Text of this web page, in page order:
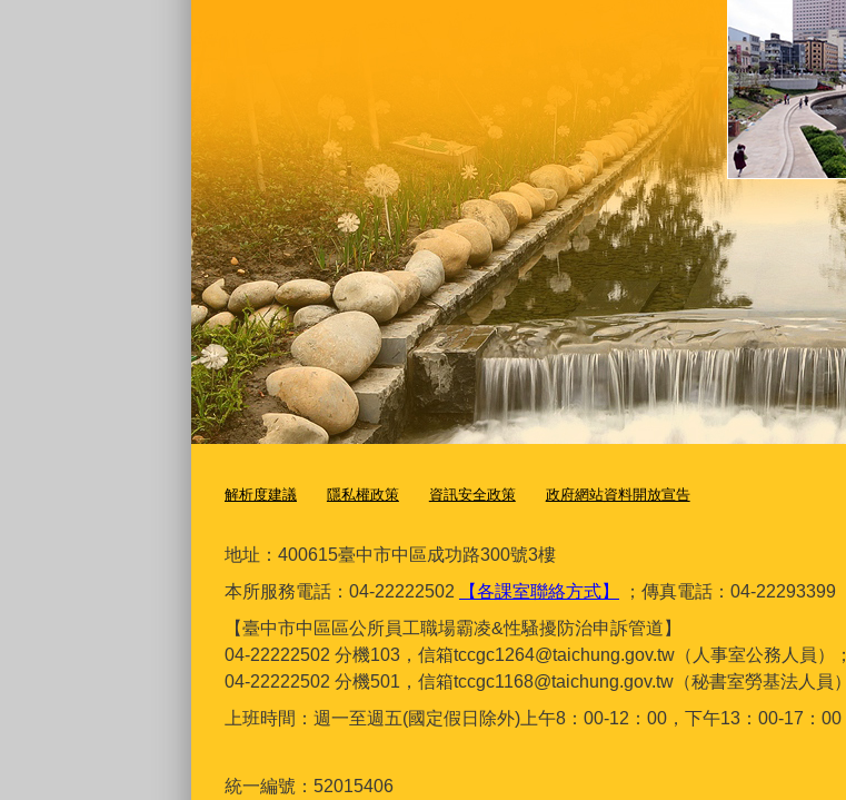
解析度建議 隱私權政策 資訊安全政策 政府網站資料開放宣告
地址：400615臺中市中區成功路300號3樓
本所服務電話：04-22222502
【各課室聯絡方式】
；傳真電話：04-22293399
【臺中市中區區公所員工職場霸凌&性騷擾防治申訴管道】
04-22222502 分機103，信箱tccgc1264@taichung.gov.tw（人事室公務人員）；
04-22222502 分機501，信箱tccgc1168@taichung.gov.tw（秘書室勞基法人員）
上班時間：週一至週五(國定假日除外)上午8：00-12：00，下午13：00-17：00
統一編號：52015406